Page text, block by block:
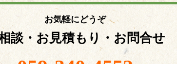
お気軽にどうぞ
談・お見積もり・お問合せ